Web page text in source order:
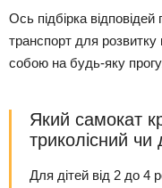
Ось підбірка
транспорт для розвитку
собою на будь-яку
Який самокат
триколісний чи
Для дітей від 2 до 4